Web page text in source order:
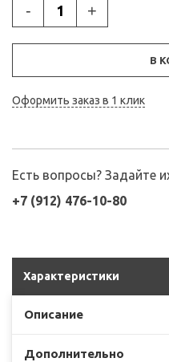
- +
В
Оформить заказ в 1 клик
Есть вопросы? Задайте
+7 (912) 476-10-80
Характеристики
Описание
Дополнительно